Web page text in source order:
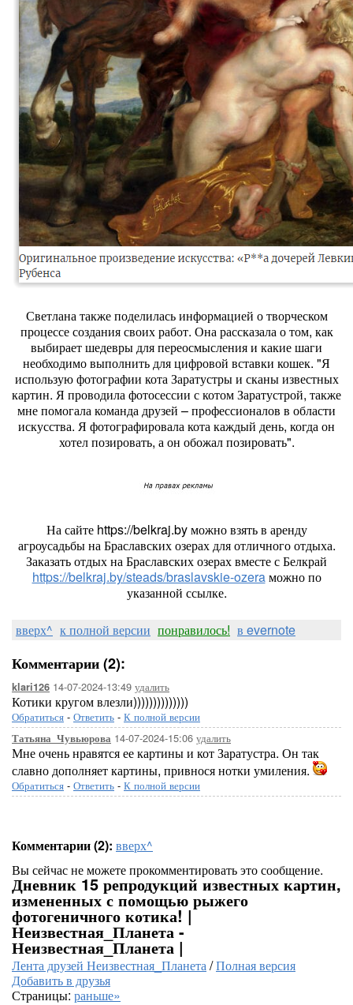
Светлана также поделилась информацией о творческом
процессе создания своих работ. Она рассказала о том, как
выбирает шедевры для переосмысления и какие шаги
необходимо выполнить для цифровой вставки кошек. "Я
использую фотографии кота Заратустры и сканы известных
картин. Я проводила фотосессии с котом Заратустрой, также
мне помогала команда друзей – профессионалов в области
искусства. Я фотографировала кота каждый день, когда он
хотел позировать, а он обожал позировать".
На сайте https://belkraj.by можно взять в аренду
агроусадьбы на Браславских озерах для отличного отдыха.
Заказать отдых на Браславских озерах вместе с Белкрай
https://belkraj.by/steads/braslavskie-ozeraможно по
указанной ссылке.
вверх^ к полной версии понравилось! в evernote
Комментарии (2):
klari126 14-07-2024-13:49 удалить
Котики кругом влезли))))))))))))))
Обратиться - Ответить - К полной версии
Татьяна_Чувьюрова 14-07-2024-15:06 удалить
Мне очень нравятся ее картины и кот Заратустра. Он так
славно дополняет картины, привнося нотки умиления.
Обратиться - Ответить - К полной версии
Комментарии (2): вверх^
Вы сейчас не можете прокомментировать это сообщение.
Дневник 15 репродукций известных картин,
измененных с помощью рыжего
фотогеничного котика! |
Неизвестная_Планета -
Неизвестная_Планета |
Лента друзей Неизвестная_Планета/Полная версия
Добавить в друзья
Страницы: раньше»